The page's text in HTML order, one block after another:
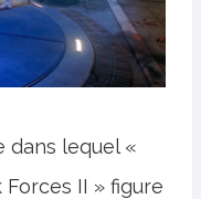
dans lequel «
Forces II » figure